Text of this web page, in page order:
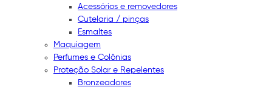
Acessórios e removedores
Cutelaria / pinças
Esmaltes
Maquiagem
Perfumes e Colônias
Proteção Solar e Repelentes
Bronzeadores